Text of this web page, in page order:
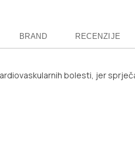
BRAND RECENZIJE
bolesti, jer